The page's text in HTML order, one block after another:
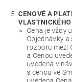
CENOVÉ A
VLASTNICKÉHO
Cena je vždy
Objednávky a
rozporu mezi
a Cenou
uvedená v
s cenou ve